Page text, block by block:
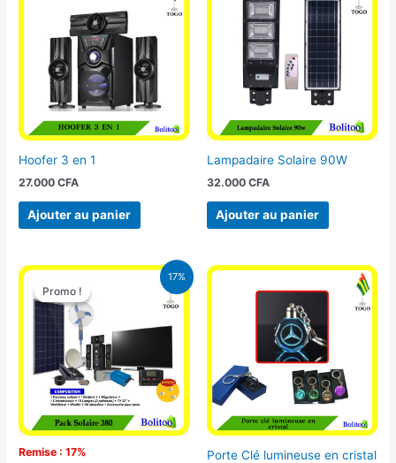
Hoofer 3 en 1
27.000CFA
Ajouter au panier
Lampadaire Solaire 90W
32.000 CFA
Ajouter au panier
17%
Promo !
Remise : 17%
Promo !
Le
initial
était :
430.000 CFA.
Le
prix
actuel
355.000 CFA.
Porte Clé lumineuse en cristal